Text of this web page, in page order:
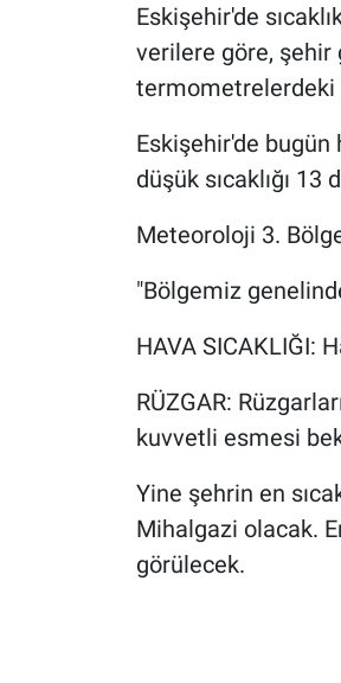
Eskişehir'de
verilere göre,
termometrelerdeki
Eskişehir'de bugün
düşük sıcaklığı
Meteoroloji 3.
"Bölgemiz
HAVA SICAKLIĞI:
RÜZGAR:
kuvvetli esmesi
Yine şehrin en
Mihalgazi olacak.
görülecek.